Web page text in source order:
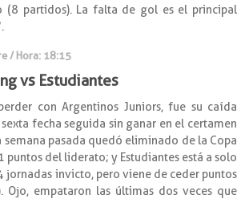
(8 partidos). La falta de gol es el principal
/ Hora: 18:15
vs Estudiantes
con Argentinos Juniors, fue su caída
fecha seguida sin ganar en el certamen
semana pasada quedó eliminado de la Copa
puntos del liderato; y Estudiantes está a solo
4 jornadas invicto, pero viene de ceder puntos
Ojo, empataron las últimas dos veces que